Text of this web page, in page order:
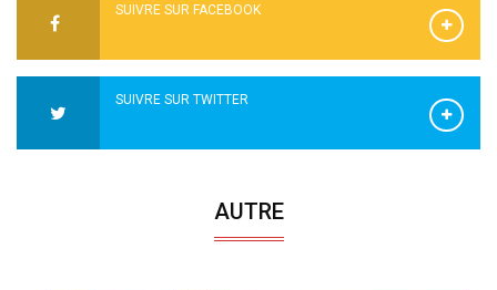
SUIVRE SUR FACEBOOK
SUIVRE SUR TWITTER
AUTRE